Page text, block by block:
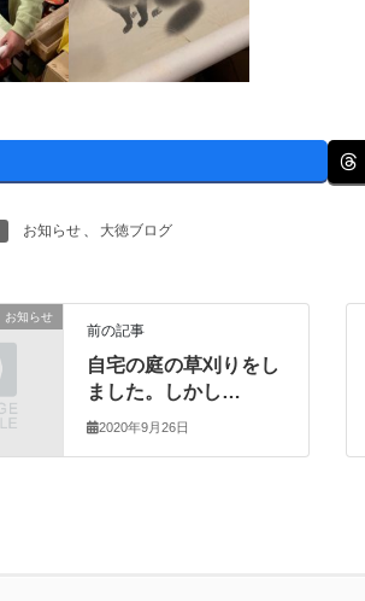
お知らせ 、 大徳ブログ
お知らせ
前の記事
自宅の庭の草刈りをし
ました。しかし…
2020年9月26日